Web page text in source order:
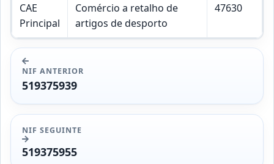
CAE
Principal
Comércio a retalho de
artigos de desporto
47630
NIF ANTERIOR
519375939
NIF SEGUINTE
519375955